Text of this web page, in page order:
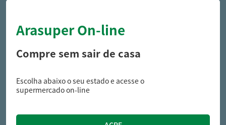
R$ 4,89
Arasuper On-line
Compre sem sair de casa
Escolha abaixo o seu estado e acesse o
supermercado on-line